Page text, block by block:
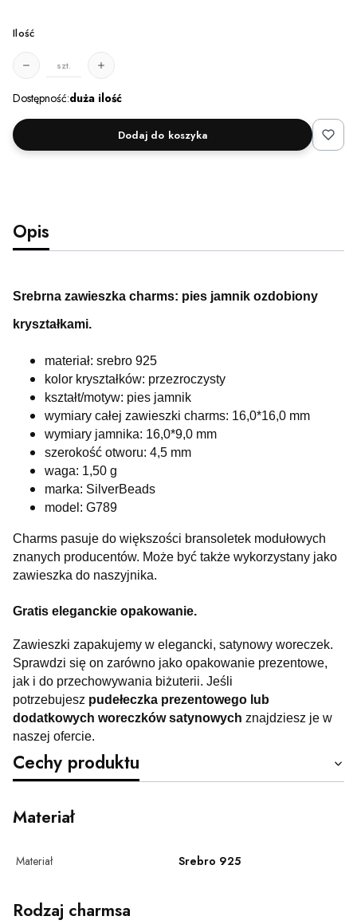
Ilość
szt.
Dostępność:duża ilość
Dodaj do koszyka
Opis
Srebrna zawieszka charms: pies jamnik ozdobiony
kryształkami.
materiał: srebro 925
kolor kryształków: przezroczysty
kształt/motyw: pies jamnik
wymiary całej zawieszki charms: 16,0*16,0 mm
wymiary jamnika: 16,0*9,0 mm
szerokość otworu: 4,5 mm
waga: 1,50 g
marka: SilverBeads
model: G789
Charms pasuje do większości bransoletek modułowych
znanych producentów. Może być także wykorzystany jako
zawieszka do naszyjnika.
Gratis eleganckie opakowanie.
Zawieszki zapakujemy w elegancki, satynowy woreczek.
Sprawdzi się on zarówno jako opakowanie prezentowe,
jak i do przechowywania biżuterii. Jeśli
potrzebujesz pudełeczka prezentowego lub
dodatkowych woreczków satynowych znajdziesz je w
naszej ofercie.
Cechy produktu
Materiał
Materiał Srebro 925
Rodzaj charmsa